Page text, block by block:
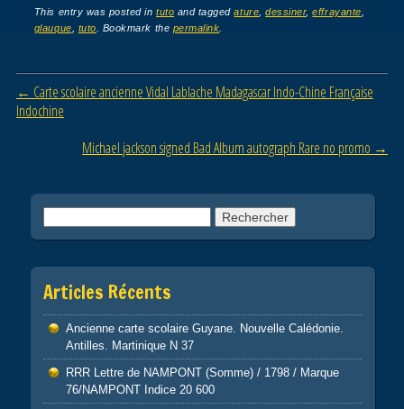
c
e
b
o
tt
er
ail
ta
g
er
This entry was posted intuto and taggedature ,dessiner,effrayante
glauque
tuto . Bookmark the permalink
Post navigation
← Carte scolaire ancienne Vidal Lablache Madagascar Indo-Chine Française
Indochine
Michael jackson signed Bad Album autograph Rare no promo →
Articles Récents
Ancienne carte scolaire Guyane. Nouvelle Calédonie.
Antilles. Martinique N 37
RRR Lettre de NAMPONT (Somme) / 1798 / Marque
76/NAMPONT Indice 20 600